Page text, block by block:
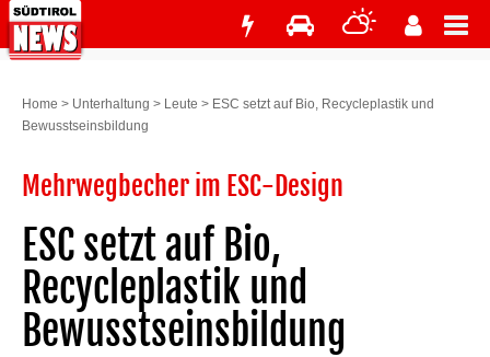
Home > Unterhaltung > Leute > ESC setzt auf Bio, Recycleplastik und
Bewusstseinsbildung
Mehrwegbecher im ESC-Design
ESC setzt auf Bio,
Recycleplastik und
Bewusstseinsbildung